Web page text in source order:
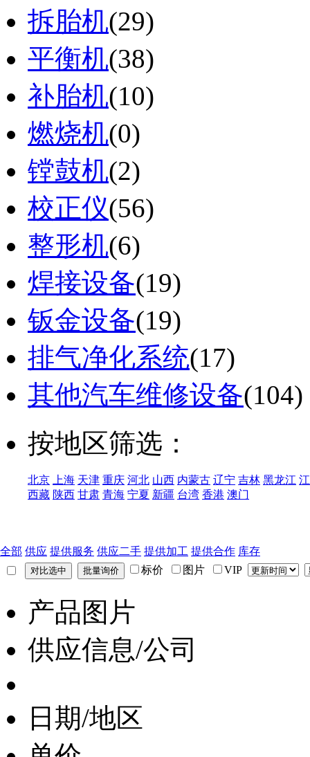
拆胎机(29)
平衡机(38)
补胎机(10)
燃烧机(0)
镗鼓机(2)
校正仪(56)
整形机(6)
焊接设备(19)
钣金设备(19)
排气净化系统(17)
其他汽车维修设备(104)
按地区筛选：
北京 上海 天津 重庆 河北 山西 内蒙古 辽宁 吉林 黑龙江
西藏 陕西 甘肃 青海 宁夏 新疆 台湾 香港 澳门
全部 供应 提供服务 供应二手 提供加工 提供合作 库存
标价
图片 VIP
产品图片
供应信息/公司
日期/地区